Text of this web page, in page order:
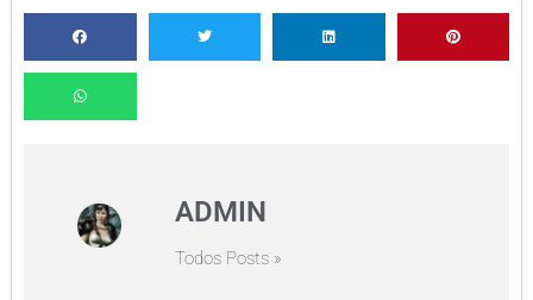
ADMIN
Todos Posts »